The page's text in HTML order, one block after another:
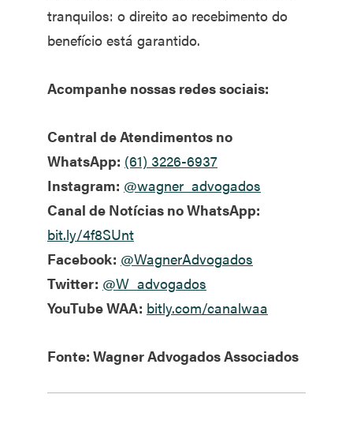
tranquilos: o direito ao recebimento do
benefício está garantido.
Acompanhe nossas redes sociais:
Central de Atendimentos no
WhatsApp: (61) 3226-6937
Instagram: @wagner_advogados
Canal de Notícias no WhatsApp:
bit.ly/4f8SUnt
Facebook: @WagnerAdvogados
Twitter: @W_advogados
YouTube WAA: bitly.com/canalwaa
Fonte: Wagner Advogados Associados